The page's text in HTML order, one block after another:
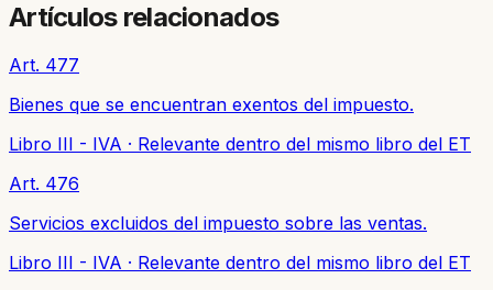
Artículos relacionados
Art. 477
Bienes que se encuentran exentos del impuesto.
Libro III - IVA · Relevante dentro del mismo libro del ET
Art. 476
Servicios excluidos del impuesto sobre las ventas.
Libro III - IVA · Relevante dentro del mismo libro del ET